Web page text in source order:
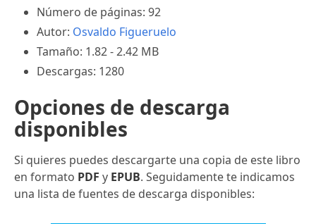
Número de páginas: 92
Autor: Osvaldo Figueruelo
Tamaño: 1.82 - 2.42 MB
Descargas: 1280
Opciones de descarga
disponibles
Si quieres puedes descargarte una copia de este libro
en formato PDF y EPUB. Seguidamente te indicamos
una lista de fuentes de descarga disponibles: